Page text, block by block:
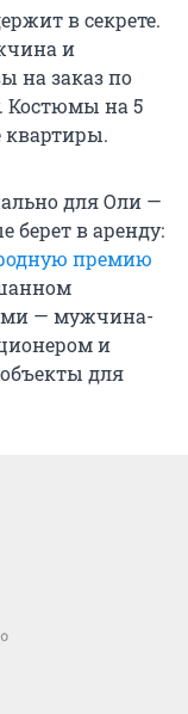
в секрете.
и
на заказ по
Костюмы на 5
для Оли —
берет в аренду:
премию
— мужчина-
и
для